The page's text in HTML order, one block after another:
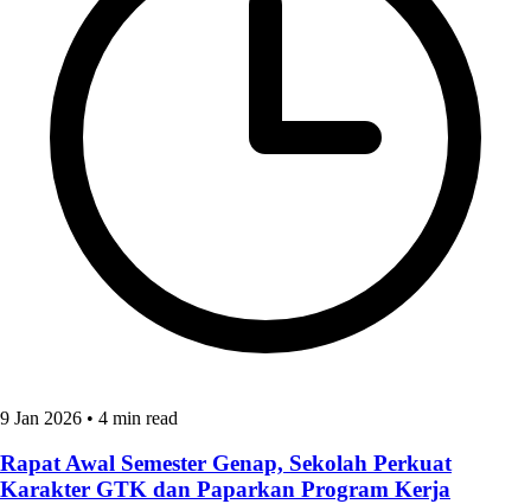
9 Jan 2026 • 4 min read
Rapat Awal Semester Genap, Sekolah Perkuat
Karakter GTK dan Paparkan Program Kerja